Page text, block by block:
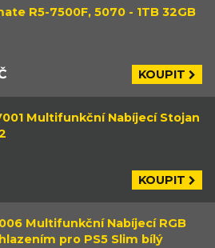
R5-7500F, 5070 - 1TB 32GB
KOUPIT
Multifunkční Nabíjecí Stojan
KOUPIT
Multifunkční Nabíjecí RGB
pro PS5 Slim bílý